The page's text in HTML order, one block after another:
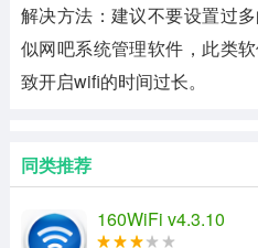
解决方法：建议不要设置过
似网吧系统管理软件，此类
致开启wifi的时间过长。
同类推荐
160WiFi v4.3.10